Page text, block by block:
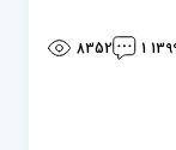
1
8352